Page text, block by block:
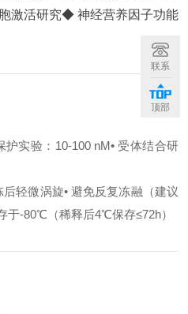
激活研究◆ 神经营养因子功能
护实验：10-100 nM• 受体结合研
后轻微涡旋• 避免反复冻融（建议
于-80℃（稀释后4℃保存≤72h）
联系
顶部